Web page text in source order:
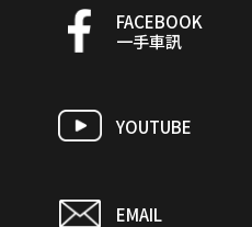
FACEBOOK
一手車訊
YOUTUBE
EMAIL